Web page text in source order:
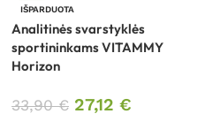
IŠPARDUOTA
Analitinės svarstyklės
sportininkams VITAMMY
Horizon
33,90€ 27,12 €